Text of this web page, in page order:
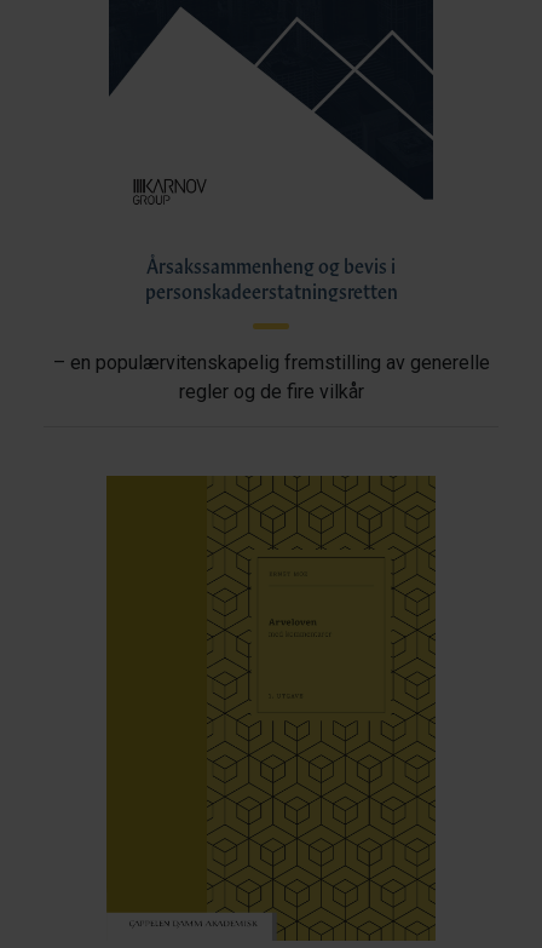
Årsakssammenheng og bevis i
personskadeerstatningsretten
– en populærvitenskapelig fremstilling av generelle
regler og de fire vilkår